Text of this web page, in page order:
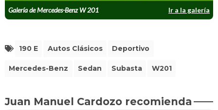
Galería de Mercedes-Benz W 201 Ir a la galería
190 E Autos Clásicos Deportivo
Mercedes-Benz Sedan Subasta W201
Juan Manuel Cardozo recomienda